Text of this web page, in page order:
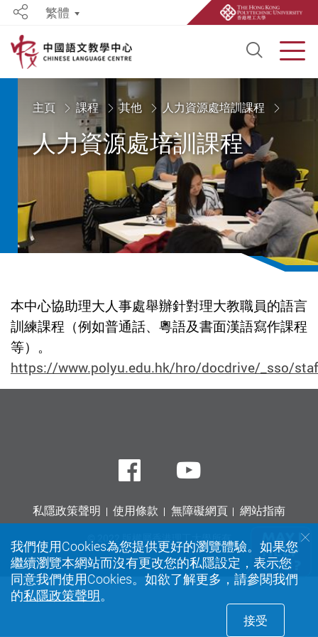
Open
Share繁體
Start main content
主頁 課程 其他 人力資源處培訓課程
人力資源處培訓課程
本中心協助理大人事處舉辦針對理大教職員的語言
訓練課程（例如普通話、粵語及書面漢語寫作課程
等）。
https://www.polyu.edu.hk/hro/docdrive/_sso/
私隱政策聲明 使用條款 無障礙網頁 網站指南
© 2022 版權屬香港理工大學所有
FacebookYoutube
我們使用Cookies為您提供更好的瀏覽體驗。如果您
繼續瀏覽本網站而沒有更改您的私隱設定，表示您
同意我們使用Cookies。如欲了解更多，請參閱我們
的私隱政策聲明。
接受